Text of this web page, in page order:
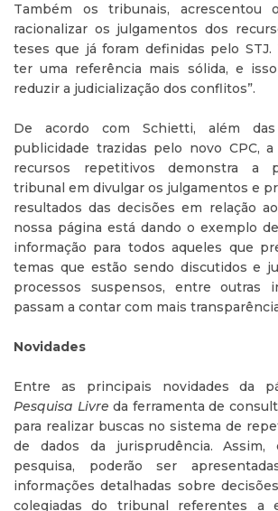
Também os tribunais, acrescentou
racionalizar os julgamentos dos
teses que já foram definidas pelo STJ.
ter uma referência mais sólida, e
reduzir a judicialização dos conflitos”.
De acordo com Schietti, além
publicidade trazidas pelo novo CPC,
recursos repetitivos demonstra a
tribunal em divulgar os julgamentos e
resultados das decisões em relação
nossa página está dando o exemplo
informação para todos aqueles que
temas que estão sendo discutidos e
processos suspensos, entre outras
passam a contar com mais
Novidades
Entre as principais novidades da
Pesquisa Livreda ferramenta de
para realizar buscas no sistema de
de dados da jurisprudência. Assim,
pesquisa, poderão ser
informações detalhadas sobre
colegiadas do tribunal referentes a